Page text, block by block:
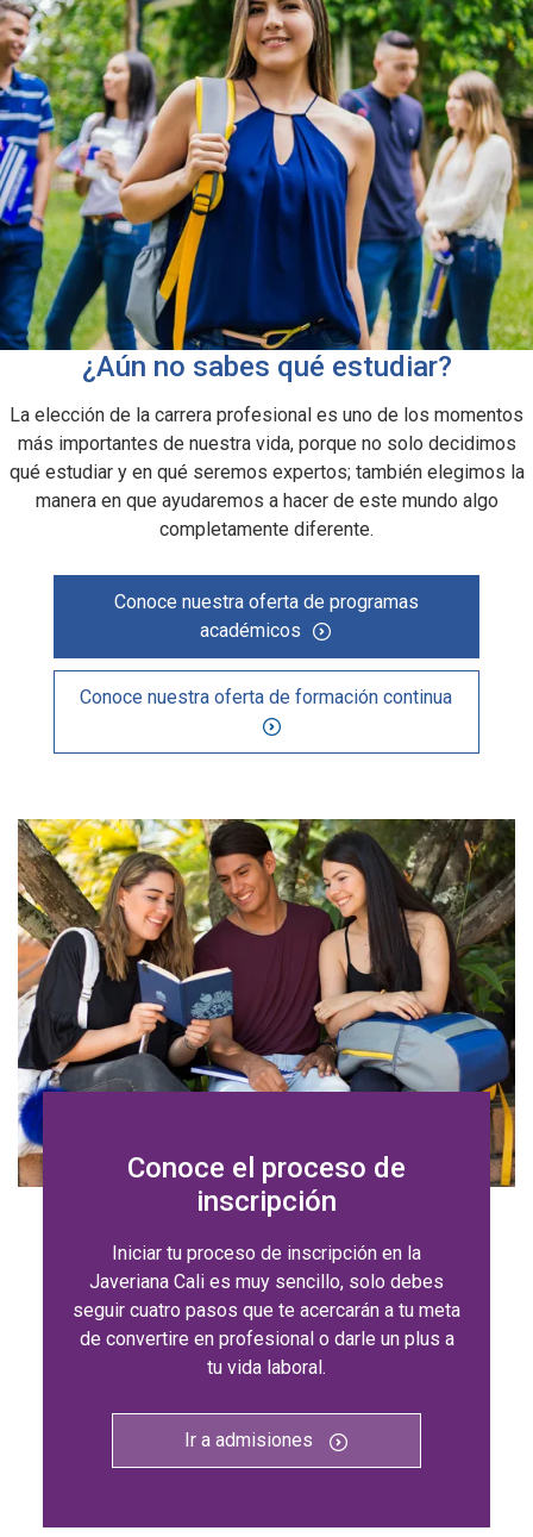
¿Aún no sabes qué estudiar?
La elección de la carrera profesional es uno de los momentos
más importantes de nuestra vida, porque no solo decidimos
qué estudiar y en qué seremos expertos; también elegimos la
manera en que ayudaremos a hacer de este mundo algo
completamente diferente.
Conoce nuestra oferta de programas
académicos
Conoce nuestra oferta de formación continua
Conoce el proceso de
inscripción
Iniciar tu proceso de inscripción en la
Javeriana Cali es muy sencillo, solo debes
seguir cuatro pasos que te acercarán a tu meta
de convertire en profesional o darle un plus a
tu vida laboral.
Ir a admisiones